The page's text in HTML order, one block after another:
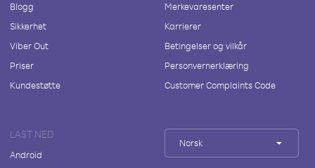
Blogg
Sikkerhet
Viber Out
Priser
Kundestøtte
Merkevaresenter
Karrierer
Betingelser og vilkår
Personvernerklæring
Customer Complaints Code
LAST NED
Android
Norsk